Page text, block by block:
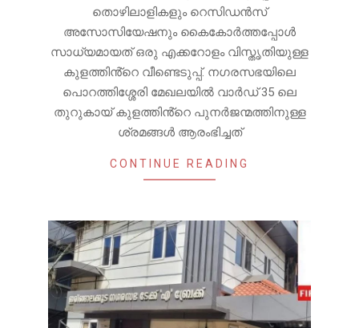
തൊഴിലാളികളും റെസിഡൻസ്
അസോസിയേഷനും കൈകോർത്തപ്പോൾ
സാധ്യമായത് ഒരു എക്കറോളം വിസ്തൃതിയുള്ള
കുളത്തിൻ്റെ വീണ്ടെടുപ്പ്. നഗരസഭയിലെ
പൊറത്തിശ്ശേരി മേഖലയിൽ വാർഡ് 35 ലെ
തുറുകായ് കുളത്തിൻ്റെ പുനർജന്മത്തിനുള്ള
ശ്രമങ്ങൾ ആരംഭിച്ചത്
CONTINUE READING